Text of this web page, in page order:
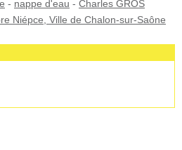
- nappe d'eau - Charles GROS
Niépce, Ville de Chalon-sur-Saône